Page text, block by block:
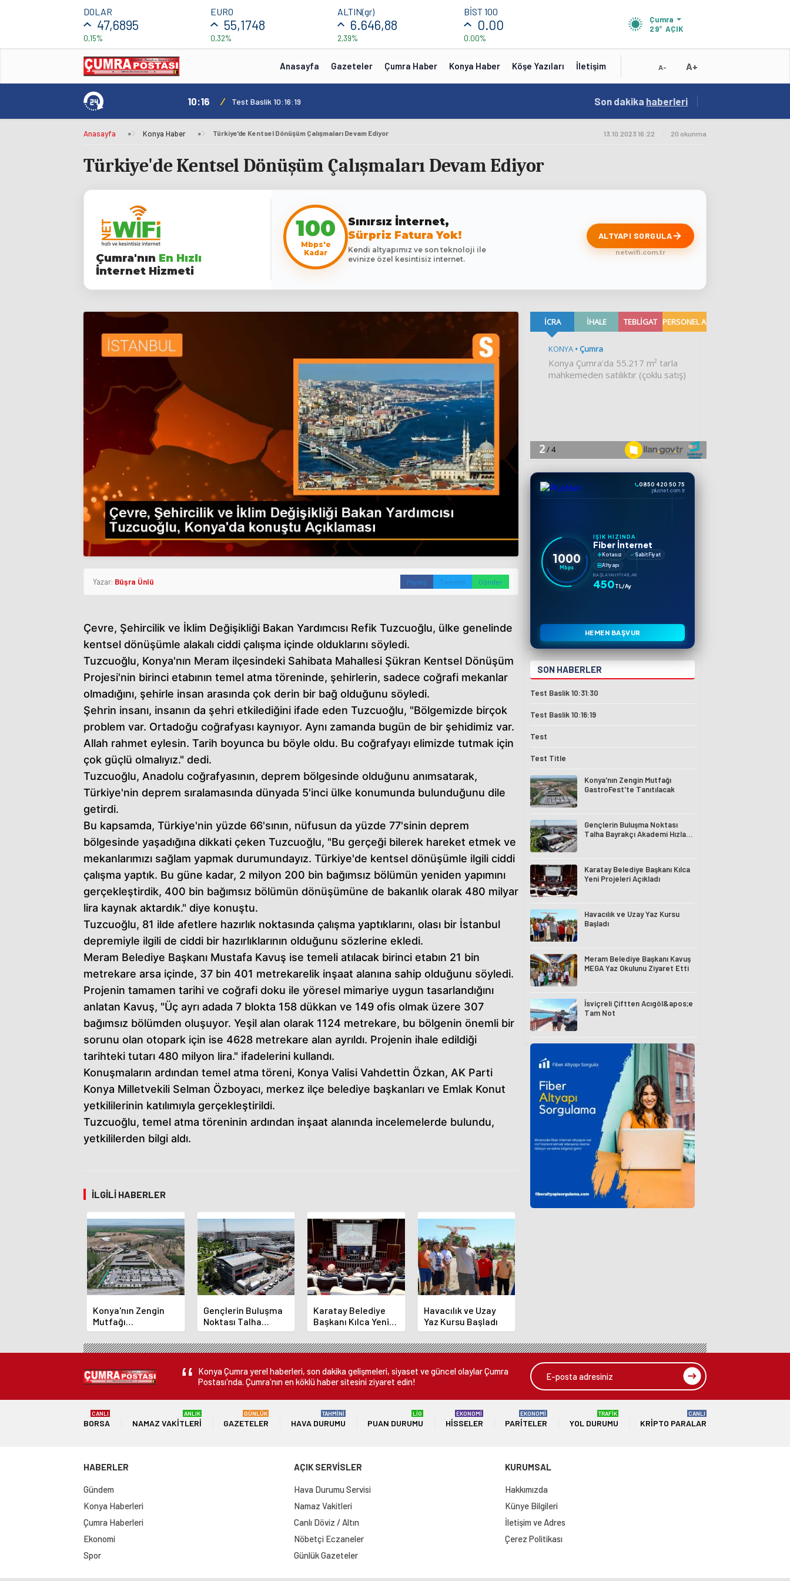
DOLAR
47,6895
0,15%
EURO
55,1748
0,32%
ALTIN(gr)
6.646,88
2,39%
BİST 100
0.00
0.00%
Çumra
29° AÇIK
Anasayfa Gazeteler Çumra Haber Konya Haber Köşe Yazıları İletişim A- A+
10:16 / Test Baslik 10:16:19 15:41 / Test
Son dakika haberleri
Anasayfa » Konya Haber » Türkiye'de Kentsel Dönüşüm Çalışmaları Devam Ediyor 13.10.2023 16:22 20 okunma
Türkiye'de Kentsel Dönüşüm Çalışmaları Devam Ediyor
Çumra'nın En Hızlı
İnternet Hizmeti
100
Mbps'e
Kadar
Sınırsız İnternet,
Sürpriz Fatura Yok!
Kendi altyapımız ve son teknoloji ile
evinize özel kesintisiz internet.
ALTYAPI SORGULA
netwifi.com.tr
Yazar: Büşra Ünlü Paylaş Tweetle Gönder
Çevre, Şehircilik ve İklim Değişikliği Bakan Yardımcısı Refik Tuzcuoğlu, ülke genelinde
kentsel dönüşümle alakalı ciddi çalışma içinde olduklarını söyledi.
Tuzcuoğlu, Konya'nın Meram ilçesindeki Sahibata Mahallesi Şükran Kentsel Dönüşüm
Projesi'nin birinci etabının temel atma töreninde, şehirlerin, sadece coğrafi mekanlar
olmadığını, şehirle insan arasında çok derin bir bağ olduğunu söyledi.
Şehrin insanı, insanın da şehri etkilediğini ifade eden Tuzcuoğlu, "Bölgemizde birçok
problem var. Ortadoğu coğrafyası kaynıyor. Aynı zamanda bugün de bir şehidimiz var.
Allah rahmet eylesin. Tarih boyunca bu böyle oldu. Bu coğrafyayı elimizde tutmak için
çok güçlü olmalıyız." dedi.
Tuzcuoğlu, Anadolu coğrafyasının, deprem bölgesinde olduğunu anımsatarak,
Türkiye'nin deprem sıralamasında dünyada 5'inci ülke konumunda bulunduğunu dile
getirdi.
Bu kapsamda, Türkiye'nin yüzde 66'sının, nüfusun da yüzde 77'sinin deprem
bölgesinde yaşadığına dikkati çeken Tuzcuoğlu, "Bu gerçeği bilerek hareket etmek ve
mekanlarımızı sağlam yapmak durumundayız. Türkiye'de kentsel dönüşümle ilgili ciddi
çalışma yaptık. Bu güne kadar, 2 milyon 200 bin bağımsız bölümün yeniden yapımını
gerçekleştirdik, 400 bin bağımsız bölümün dönüşümüne de bakanlık olarak 480 milyar
lira kaynak aktardık." diye konuştu.
Tuzcuoğlu, 81 ilde afetlere hazırlık noktasında çalışma yaptıklarını, olası bir İstanbul
depremiyle ilgili de ciddi bir hazırlıklarının olduğunu sözlerine ekledi.
Meram Belediye Başkanı Mustafa Kavuş ise temeli atılacak birinci etabın 21 bin
metrekare arsa içinde, 37 bin 401 metrekarelik inşaat alanına sahip olduğunu söyledi.
Projenin tamamen tarihi ve coğrafi doku ile yöresel mimariye uygun tasarlandığını
anlatan Kavuş, "Üç ayrı adada 7 blokta 158 dükkan ve 149 ofis olmak üzere 307
bağımsız bölümden oluşuyor. Yeşil alan olarak 1124 metrekare, bu bölgenin önemli bir
sorunu olan otopark için ise 4628 metrekare alan ayrıldı. Projenin ihale edildiği
tarihteki tutarı 480 milyon lira." ifadelerini kullandı.
Konuşmaların ardından temel atma töreni, Konya Valisi Vahdettin Özkan, AK Parti
Konya Milletvekili Selman Özboyacı, merkez ilçe belediye başkanları ve Emlak Konut
yetkililerinin katılımıyla gerçekleştirildi.
Tuzcuoğlu, temel atma töreninin ardından inşaat alanında incelemelerde bulundu,
yetkililerden bilgi aldı.
İLGILI HABERLER
Konya'nın Zengin
Mutfağı
GastroFest'te
Tanıtılacak
Gençlerin Buluşma
Noktası Talha
Bayrakçı Akademi
Hızla Yükseliyor
Karatay Belediye
Başkanı Kılca Yeni
Projeleri Açıkladı
Havacılık ve Uzay
Yaz Kursu Başladı
0850 420 50 75
plusnet.com.tr
1000
Mbps
IŞIK HIZINDA
Fiber İnternet
Kotasız
Sabit Fiyat
Altyapı
BAŞLAYAN FIYATLAR
450TL/Ay
HEMEN BAŞVUR
SON HABERLER
Test Baslik 10:31:30
Test Baslik 10:16:19
Test
Test Title
Konya'nın Zengin Mutfağı
GastroFest'te Tanıtılacak
Gençlerin Buluşma Noktası
Talha Bayrakçı Akademi Hızla
Karatay Belediye Başkanı Kılca
Yeni Projeleri Açıkladı
Havacılık ve Uzay Yaz Kursu
Başladı
Meram Belediye Başkanı Kavuş
MEGA Yaz Okulunu Ziyaret Etti
İsviçreli Çiftten Acıgöl&apos;e
Tam Not
Konya Çumra yerel haberleri, son dakika gelişmeleri, siyaset ve güncel olaylar Çumra
Postası'nda. Çumra'nın en köklü haber sitesini ziyaret edin!
BORSA
CANLI
NAMAZ VAKITLERI
ANLIK
GAZETELER
GÜNLÜK
HAVA DURUMU
TAHMİNİ
PUAN DURUMU
LİG
HISSELER
EKONOMİ
PARITELER
EKONOMİ
YOL DURUMU
TRAFİK
KRIPTO PARALAR
CANLI
HABERLER
Gündem
Konya Haberleri
Çumra Haberleri
Ekonomi
Spor
AÇIK SERVİSLER
Hava Durumu Servisi
Namaz Vakitleri
Canlı Döviz / Altın
Nöbetçi Eczaneler
Günlük Gazeteler
KURUMSAL
Hakkımızda
Künye Bilgileri
İletişim ve Adres
Çerez Politikası